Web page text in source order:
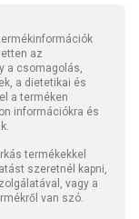
az
a csomagolás,
a dietetikai és
a terméken
információkra és
termékekkel
szeretnél kapni,
vagy a
van szó.